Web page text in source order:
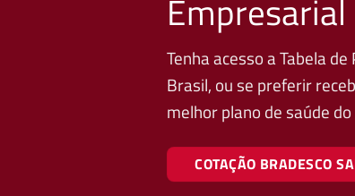
Empresarial
Tenha acesso a Tabela
Brasil, ou se preferir
melhor plano de saúde
COTAÇÃO BRADESCO